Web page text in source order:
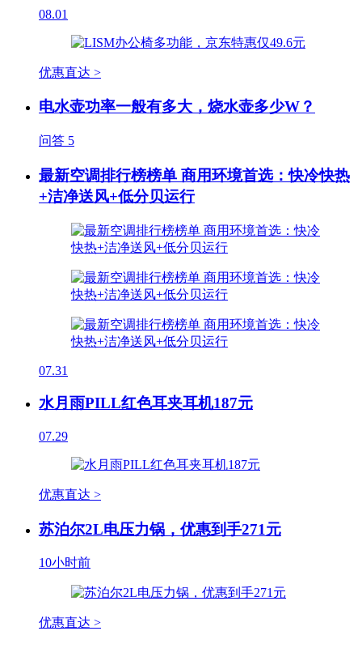
08.01
优惠直达 >
电水壶功率一般有多大，烧水壶多少W？
问答 5
最新空调排行榜榜单 商用环境首选：快冷快热
+洁净送风+低分贝运行
07.31
水月雨PILL红色耳夹耳机187元
07.29
优惠直达 >
苏泊尔2L电压力锅，优惠到手271元
10小时前
优惠直达 >